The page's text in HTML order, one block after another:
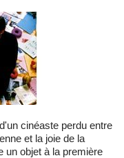
et la joie de la
un objet à la première